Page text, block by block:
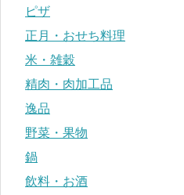
ピザ
正月・おせち料理
米・雑穀
精肉・肉加工品
逸品
野菜・果物
鍋
飲料・お酒